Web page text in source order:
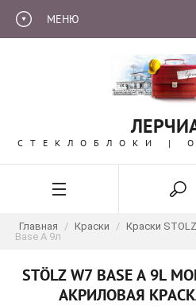
МЕНЮ
СТЕКЛОБЛОКИ |
Главная / Краски / Краски
Base А 9л
STÖLZ W7 BASE А 9L
АКРИЛОВАЯ